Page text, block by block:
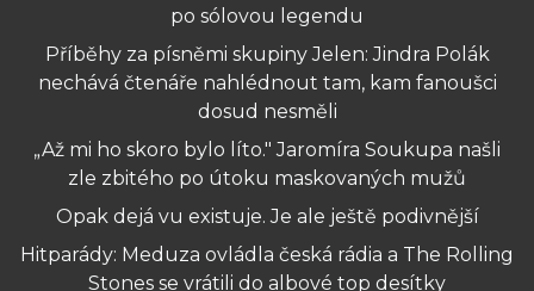
po sólovou legendu
Příběhy za písněmi skupiny Jelen: Jindra Polák
nechává čtenáře nahlédnout tam, kam fanoušci
dosud nesměli
„Až mi ho skoro bylo líto." Jaromíra Soukupa našli
zle zbitého po útoku maskovaných mužů
Opak dejá vu existuje. Je ale ještě podivnější
Hitparády: Meduza ovládla česká rádia a The Rolling
Stones se vrátili do albové top desítky